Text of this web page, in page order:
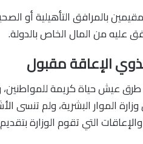
بالمرافق التأهيلية أو
عليه من المال الخاص بالدولة.
الإعاقة مقبول
طرق عيش حياة كريمة
الموار البشرية، ولم تنسى
التي تقوم الوزارة